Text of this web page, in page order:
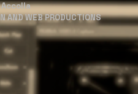
AND WEB PRODUCTIONS